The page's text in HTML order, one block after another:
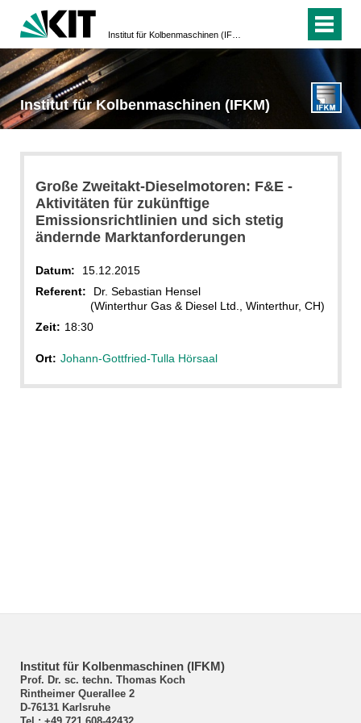
Institut für Kolbenmaschinen (IFKM)
Große Zweitakt-Dieselmotoren: F&E -
Aktivitäten für zukünftige
Emissionsrichtlinien und sich stetig
ändernde Marktanforderungen
Datum:
15.12.2015
Referent:
Dr. Sebastian Hensel
(Winterthur Gas & Diesel Ltd., Winterthur, CH)
Zeit: 18:30
Ort: Johann-Gottfried-Tulla Hörsaal
Institut für Kolbenmaschinen (IFKM)
Prof. Dr. sc. techn. Thomas Koch
Rintheimer Querallee 2
D-76131 Karlsruhe